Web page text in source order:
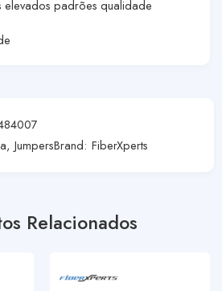
elevados padrões qualidade
, JumpersBrand: FiberXperts
Relacionados